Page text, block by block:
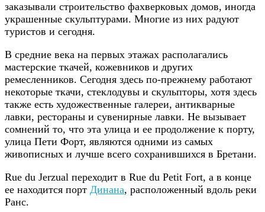
заказывали строительство фахверковых домов, иногда
украшенные скульптурами. Многие из них радуют
туристов и сегодня.
В средние века на первых этажах располагались
мастерские ткачей, кожевников и других
ремесленников. Сегодня здесь по-прежнему работают
некоторые ткачи, стеклодувы и скульпторы, хотя здесь
также есть художественные галереи, антикварные
лавки, рестораны и сувенирные лавки. Не вызывает
сомнений то, что эта улица и ее продолжение к порту,
улица Пети Форт, являются одними из самых
живописных и лучше всего сохранившихся в Бретани.
Rue du Jerzual переходит в Rue du Petit Fort, а в конце
ее находится порт Динана, расположенный вдоль реки
Ранс.